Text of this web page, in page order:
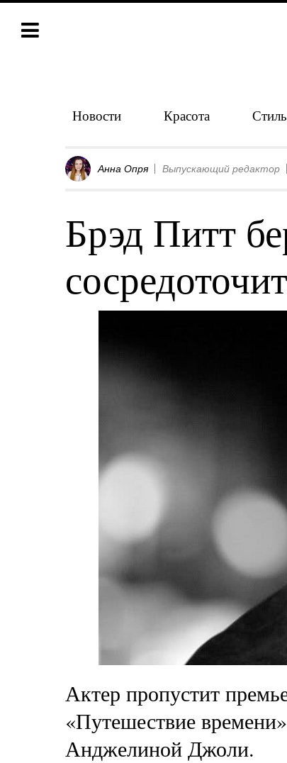
Новости Красота Стиль
Анна Опря Выпускающий редактор
Брэд Питт
Актер пропустит
«Путешествие
Анджелиной Джоли.